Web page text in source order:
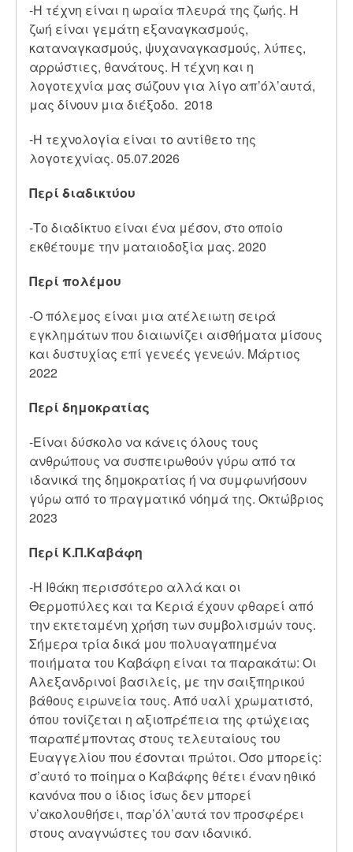
-Η τέχνη είναι η ωραία πλευρά της ζωής. Η
ζωή είναι γεμάτη εξαναγκασμούς,
καταναγκασμούς, ψυχαναγκασμούς, λύπες,
αρρώστιες, θανάτους. Η τέχνη και η
λογοτεχνία μας σώζουν για λίγο απ’όλ’αυτά,
μας δίνουν μια διέξοδο. 2018
-Η τεχνολογία είναι το αντίθετο της
λογοτεχνίας. 05.07.2026
Περί διαδικτύου
-Το διαδίκτυο είναι ένα μέσον, στο οποίο
εκθέτουμε την ματαιοδοξία μας. 2020
Περί πολέμου
-Ο πόλεμος είναι μια ατέλειωτη σειρά
εγκλημάτων που διαιωνίζει αισθήματα μίσους
και δυστυχίας επί γενεές γενεών. Μάρτιος
2022
Περί δημοκρατίας
-Είναι δύσκολο να κάνεις όλους τους
ανθρώπους να συσπειρωθούν γύρω από τα
ιδανικά της δημοκρατίας ή να συμφωνήσουν
γύρω από το πραγματικό νόημά της. Οκτώβριος
2023
Περί Κ.Π.Καβάφη
-Η Ιθάκη περισσότερο αλλά και οι
Θερμοπύλες και τα Κεριά έχουν φθαρεί από
την εκτεταμένη χρήση των συμβολισμών τους.
Σήμερα τρία δικά μου πολυαγαπημένα
ποιήματα του Καβάφη είναι τα παρακάτω: Οι
Αλεξανδρινοί βασιλείς, με την σαιξπηρικού
βάθους ειρωνεία τους. Από υαλί χρωματιστό,
όπου τονίζεται η αξιοπρέπεια της φτώχειας
παραπέμποντας στους τελευταίους του
Ευαγγελίου που έσονται πρώτοι. Όσο μπορείς:
σ’αυτό το ποίημα ο Καβάφης θέτει έναν ηθικό
κανόνα που ο ίδιος ίσως δεν μπορεί
ν’ακολουθήσει, παρ’όλ’αυτά τον προσφέρει
στους αναγνώστες του σαν ιδανικό.